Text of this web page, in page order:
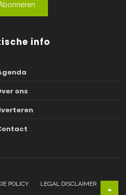
info
ons
POLICY LEGAL DISCLAIMER